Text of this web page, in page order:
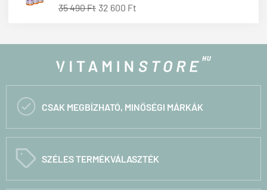
35 490 Ft 32 600 Ft
 CSAK MEGBÍZHATÓ, MINŐSÉGI MÁRKÁK
C SZÉLES TERMÉKVÁLASZTÉK